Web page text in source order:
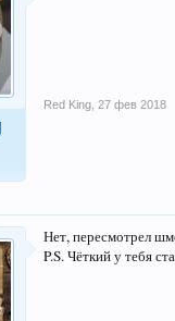
Red King 27 фев 2018
Нет, пересмотрел
P.S. Чёткий у тебя